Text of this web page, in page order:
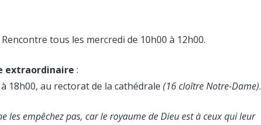
tous les mercredi de 10h00 à 12h00.
extraordinaire :
18h00, au rectorat de la cathédrale (16 cloître Notre-Dame).
les empêchez pas, car le royaume de Dieu est à ceux qui leur